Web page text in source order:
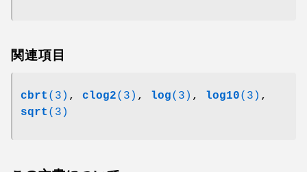
関連項目
cbrt (3) , clog2(3) , log(3) , log10(3) ,
sqrt (3)